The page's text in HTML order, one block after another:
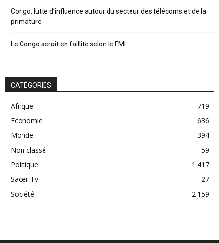
Congo: lutte d’influence autour du secteur des télécoms et de la
primature
Le Congo serait en faillite selon le FMI
CATÉGORIES
Afrique
719
Economie
636
Monde
394
Non classé
59
Politique
1 417
Sacer Tv
27
Société
2 159